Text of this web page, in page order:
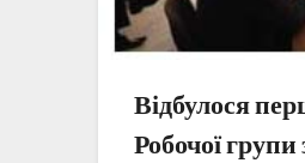
Відбулося
Робочої